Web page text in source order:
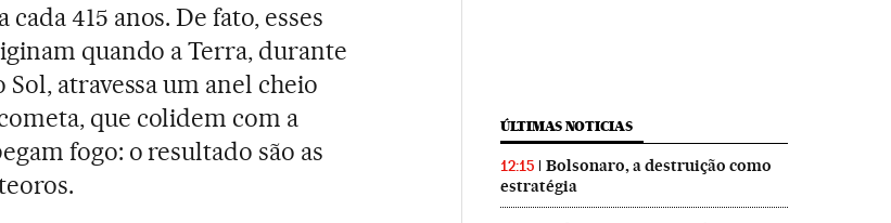
415 anos. De fato, esses
quando a Terra, durante
atravessa um anel cheio
que colidem com a
fogo: o resultado são as
ÚLTIMAS NOTICIAS
12:15
Bolsonaro, a destruição como
estratégia